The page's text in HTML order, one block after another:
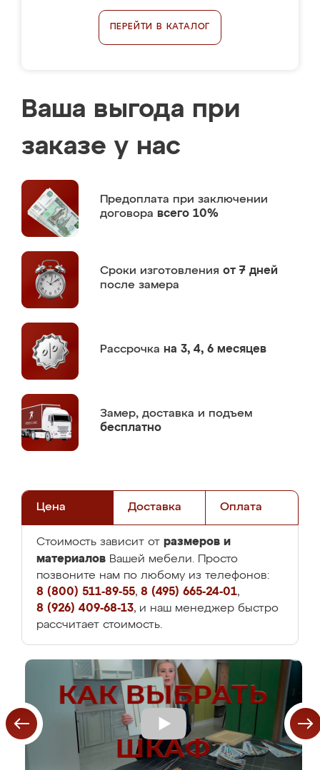
ПЕРЕЙТИ В КАТАЛОГ
Ваша выгода при
заказе у нас
Предоплата при заключении
договора всего 10%
Сроки изготовления от 7 дней
после замера
Рассрочка на 3, 4, 6 месяцев
Замер, доставка и подъем
бесплатно
Цена Доставка Оплата
Стоимость зависит от размеров и
материалов Вашей мебели. Просто
позвоните нам по любому из телефонов:
8 (800) 511-89-55, 8 (495) 665-24-01,
8 (926) 409-68-13, и наш менеджер быстро
рассчитает стоимость.